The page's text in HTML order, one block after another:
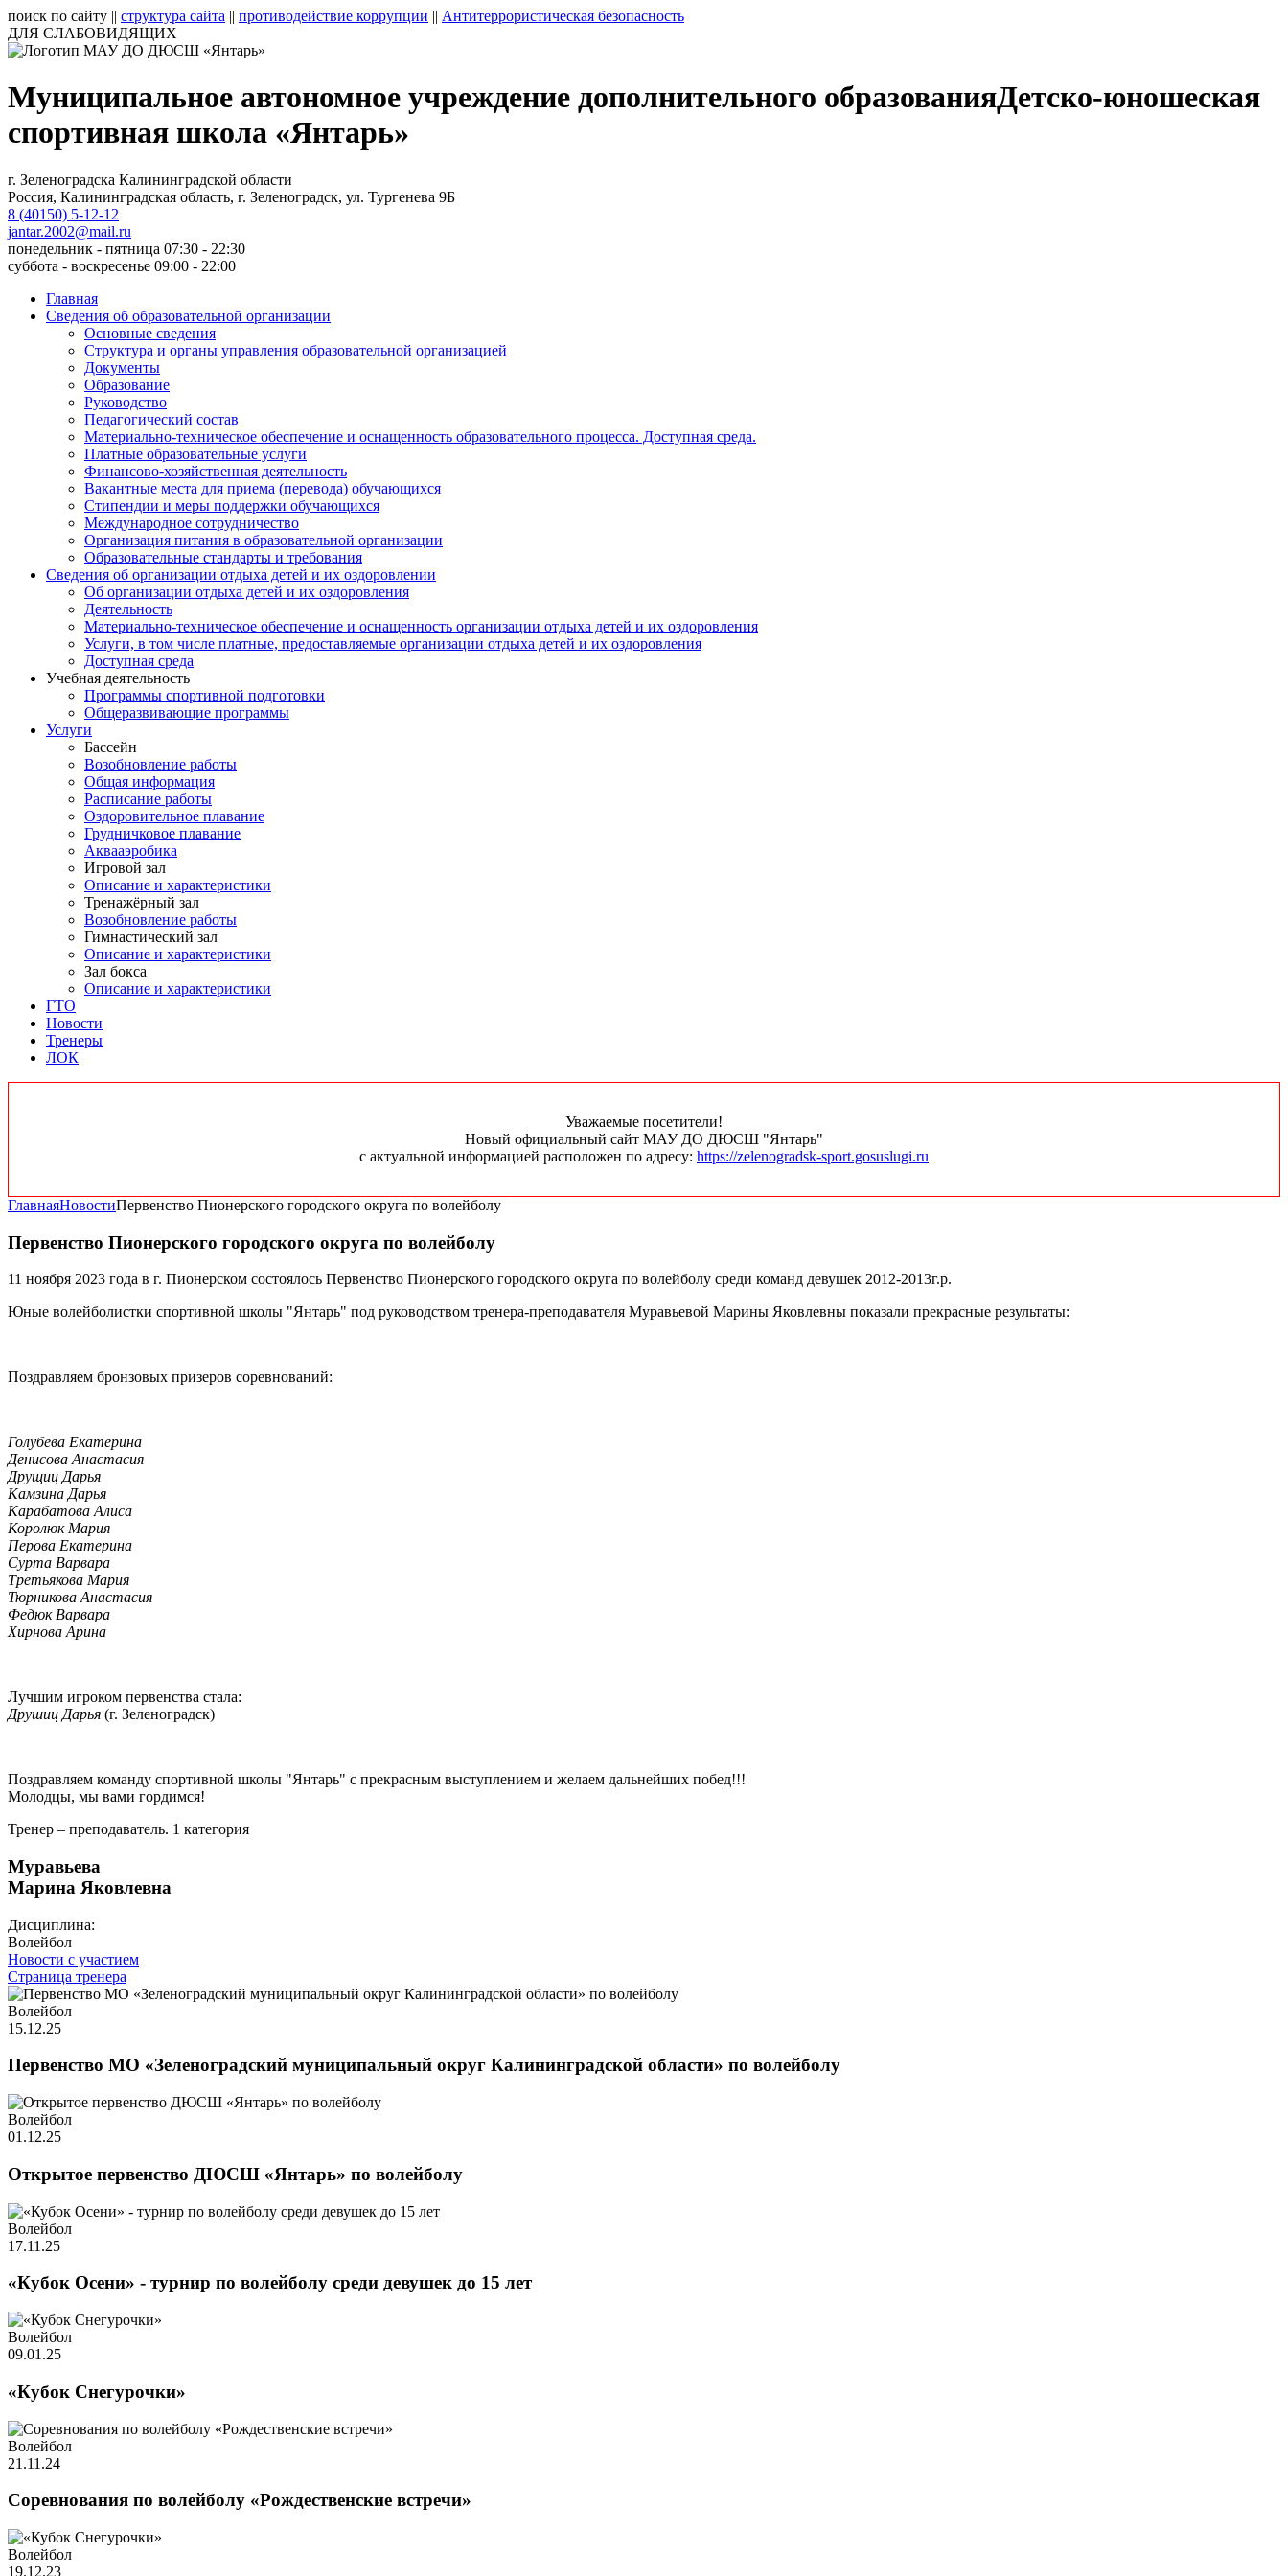
поиск по сайту || структура сайта || противодействие коррупции || Антитеррористическая безопасность
ДЛЯ СЛАБОВИДЯЩИХ
Муниципальное автономное учреждение дополнительного образованияДетско-юношеская
спортивная школа «Янтарь»
г. Зеленоградска Калининградской области
Россия, Калининградская область, г. Зеленоградск, ул. Тургенева 9Б
8 (40150) 5-12-12
jantar.2002@mail.ru
понедельник - пятница 07:30 - 22:30
суббота - воскресенье 09:00 - 22:00
Главная
Сведения об образовательной организации
Основные сведения
Структура и органы управления образовательной организацией
Документы
Образование
Руководство
Педагогический состав
Материально-техническое обеспечение и оснащенность образовательного процесса. Доступная среда.
Платные образовательные услуги
Финансово-хозяйственная деятельность
Вакантные места для приема (перевода) обучающихся
Стипендии и меры поддержки обучающихся
Международное сотрудничество
Организация питания в образовательной организации
Образовательные стандарты и требования
Сведения об организации отдыха детей и их оздоровлении
Об организации отдыха детей и их оздоровления
Деятельность
Материально-техническое обеспечение и оснащенность организации отдыха детей и их оздоровления
Услуги, в том числе платные, предоставляемые организации отдыха детей и их оздоровления
Доступная среда
Учебная деятельность
Программы спортивной подготовки
Общеразвивающие программы
Услуги
Бассейн
Возобновление работы
Общая информация
Расписание работы
Оздоровительное плавание
Грудничковое плавание
Аквааэробика
Игровой зал
Описание и характеристики
Тренажёрный зал
Возобновление работы
Гимнастический зал
Описание и характеристики
Зал бокса
Описание и характеристики
ГТО
Новости
Тренеры
ЛОК
Уважаемые посетители!
Новый официальный сайт МАУ ДО ДЮСШ "Янтарь"
с актуальной информацией расположен по адресу: https://zelenogradsk-sport.gosuslugi.ru
ГлавнаяНовостиПервенство Пионерского городского округа по волейболу
Первенство Пионерского городского округа по волейболу
11 ноября 2023 года в г. Пионерском состоялось Первенство Пионерского городского округа по волейболу среди команд девушек 2012-2013г.р.
Юные волейболистки спортивной школы "Янтарь" под руководством тренера-преподавателя Муравьевой Марины Яковлевны показали прекрасные результаты:
Поздравляем бронзовых призеров соревнований:
Голубева Екатерина
Денисова Анастасия
Друщиц Дарья
Камзина Дарья
Карабатова Алиса
Королюк Мария
Перова Екатерина
Сурта Варвара
Третьякова Мария
Тюрникова Анастасия
Федюк Варвара
Хирнова Арина
Лучшим игроком первенства стала:
Друшиц Дарья (г. Зеленоградск)
Поздравляем команду спортивной школы "Янтарь" с прекрасным выступлением и желаем дальнейших побед!!!
Молодцы, мы вами гордимся!
Тренер – преподаватель. 1 категория
Муравьева
Марина Яковлевна
Дисциплина:
Волейбол
Новости с участием
Страница тренера
Волейбол
15.12.25
Первенство МО «Зеленоградский муниципальный округ Калининградской области» по волейболу
Волейбол
01.12.25
Открытое первенство ДЮСШ «Янтарь» по волейболу
Волейбол
17.11.25
«Кубок Осени» - турнир по волейболу среди девушек до 15 лет
Волейбол
09.01.25
«Кубок Снегурочки»
Волейбол
21.11.24
Соревнования по волейболу «Рождественские встречи»
Волейбол
19.12.23